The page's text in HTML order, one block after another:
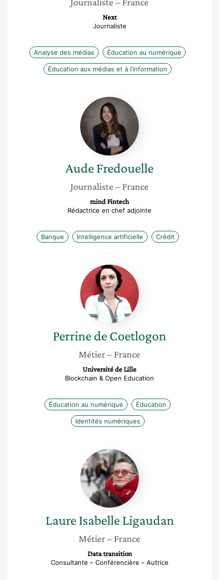
Next
Journaliste
Analyse des médias Éducation au numérique
Éducation aux médias et à l’information
Aude
Fredouelle
AudeFredouelle
Journaliste – France
mind Fintech
Rédactrice en chef adjointe
Banque Intelligence artificielle Crédit
Perrine
de
Coetlogon
Perrinede Coetlogon
Métier– France
Université de Lille
Blockchain & Open Education
Éducation au numérique Éducation
Identités numériques
Laure
Isabelle
Ligaudan
Laure Isabelle Ligaudan
Métier– France
Data transition
Consultante – Conférencière – Autrice